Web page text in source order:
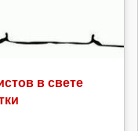
в свете